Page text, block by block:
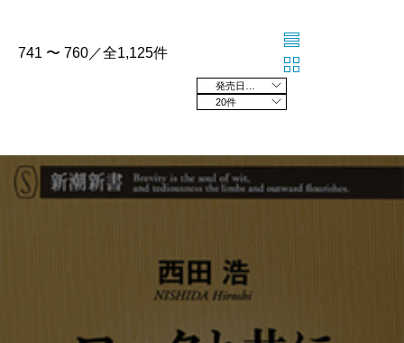
741 〜 760／全1,125件
20件